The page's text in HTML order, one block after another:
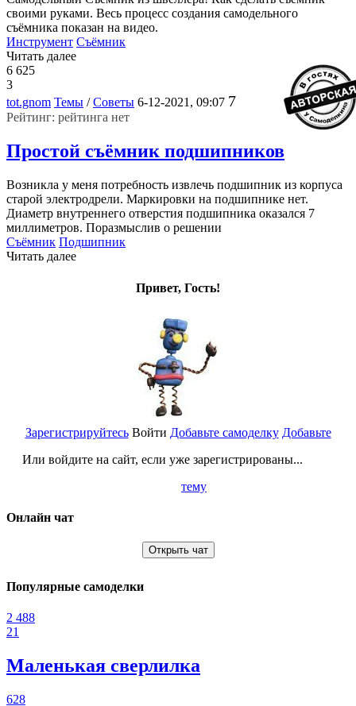
своими руками. Весь процесс создания самодельного
съёмника показан на видео.
Инструмент Съёмник
Читать далее
6 625
3
tot.gnom Темы /Советы 6-12-2021, 09:07 7
Рейтинг: рейтинга нет
Простой съёмник подшипников
Возникла у меня потребность извлечь подшипник из корпуса
старой электродрели. Маркировки на подшипнике нет.
Диаметр внутреннего отверстия подшипника оказался 7
миллиметров. Поразмыслив о решении
Съёмник Подшипник
Читать далее
Привет, Гость!
Зарегистрируйтесь
Или войдите на сайт, если уже зарегистрированы...
Войти Добавьте самоделку Добавьте
тему
Онлайн чат
Открыть чат
Популярные самоделки
2 488
21
Маленькая сверлилка
628